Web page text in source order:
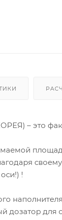
– это
!
дозатор для